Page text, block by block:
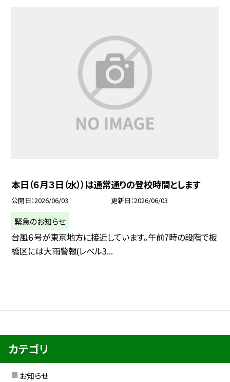
本日（６月３日（水））は通常通りの登校時間とします
公開日 2026/06/03 更新日 2026/06/03
緊急のお知らせ
台風６号が東京地方に接近しています。午前7時の段階で板
橋区には大雨警報(レベル3...
カテゴリ
お知らせ